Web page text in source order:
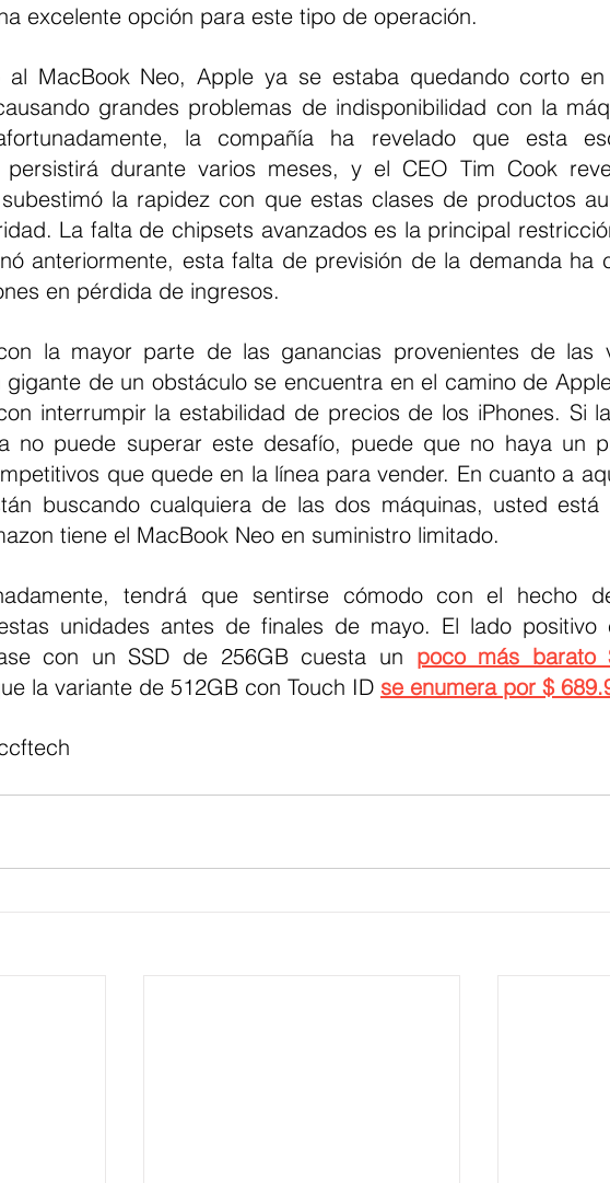
excelente opción para este tipo de operación.
al MacBook Neo, Apple ya se estaba quedando corto
grandes problemas de indisponibilidad con la
la compañía ha revelado que esta
persistirá durante varios meses, y el CEO Tim Cook
la rapidez con que estas clases de productos
La falta de chipsets avanzados es la principal
anteriormente, esta falta de previsión de la demanda ha
en pérdida de ingresos.
la mayor parte de las ganancias provenientes de las
gigante de un obstáculo se encuentra en el camino de
interrumpir la estabilidad de precios de los iPhones. Si
no puede superar este desafío, puede que no haya un
que quede en la línea para vender. En cuanto a
buscando cualquiera de las dos máquinas, usted está
tiene el MacBook Neo en suministro limitado.
tendrá que sentirse cómodo con el hecho
unidades antes de finales de mayo. El lado positivo
con un SSD de 256GB cuesta un poco más barato
la variante de 512GB con Touch ID se enumera por $